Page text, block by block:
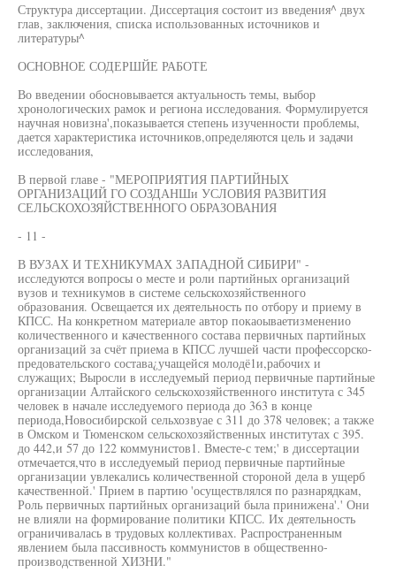
Структура диссертации. Диссертация состоит из введения^ двух
глав, заключения, списка использованных источников и
литературы^
ОСНОВНОЕ СОДЕРШЙЕ РАБОТЕ
Во введении обосновывается актуальность темы, выбор
хронологических рамок и региона исследования. Формулируется
научная новизна',показывается степень изученности проблемы,
дается характеристика источников,определяются цель и задачи
исследования,
В первой главе - "МЕРОПРИЯТИЯ ПАРТИЙНЫХ
ОРГАНИЗАЦИЙ ГО СОЗДАНШи УСЛОВИЯ РАЗВИТИЯ
СЕЛЬСКОХОЗЯЙСТВЕННОГО ОБРАЗОВАНИЯ
- 11 -
В ВУЗАХ И ТЕХНИКУМАХ ЗАПАДНОЙ СИБИРИ" -
исследуются вопросы о месте и роли партийных организаций
вузов и техникумов в системе сельскохозяйственного
образования. Освещается их деятельность по отбору и приему в
КПСС. На конкретном материале автор покаоываетизмененио
количественного и качественного состава первичных партийных
организаций за счёт приема в КПСС лучшей части профессорско-
предовательского состава¿учащейся молодё1и,рабочих и
служащих; Выросли в исследуемый период первичные партийные
организации Алтайского сельскохозяйственного института с 345
человек в начале исследуемого периода до 363 в конце
периода,Новосибирской сельхозвуае с 311 до 378 человек; а также
в Омском и Тюменском сельскохозяйственных институтах с 395.
до 442,и 57 до 122 коммунистов1. Вместе-с тем;' в диссертации
отмечается,что в исследуемый период первичные партийные
организации увлекались количественной стороной дела в ущерб
качественной.' Прием в партию 'осуществлялся по разнарядкам,
Роль первичных партийных организаций была принижена'.' Они
не влияли на формирование политики КПСС. Их деятельность
ограничивалась в трудовых коллективах. Распространенным
явлением была пассивность коммунистов в общественно-
производственной ХИЗНИ."